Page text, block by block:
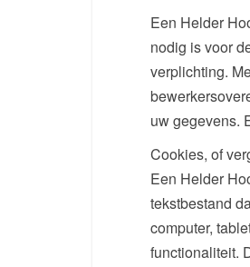
Een Helder
nodig is voor
verplichting.
uw gegevens.
Cookies, of
Een Helder
tekstbestand
computer,
functionaliteit.